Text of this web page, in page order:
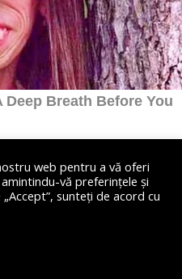
web pentru a vă oferi
vă preferințele și
sunteți de acord cu